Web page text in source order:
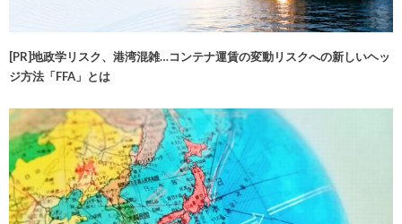
[PR]地政学リスク、港湾混雑…コンテナ運賃の変動リスクへの新しいヘッ
ジ方法「FFA」とは